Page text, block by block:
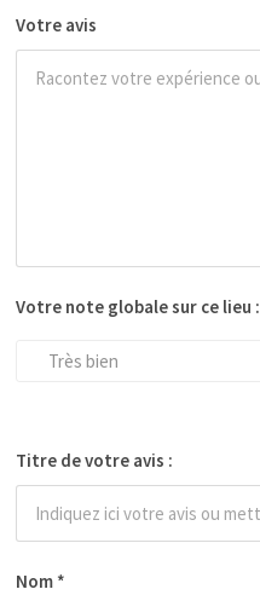
Votre avis
Nom *
Votre note globale sur ce lieu :
Très bien
Titre de votre avis :